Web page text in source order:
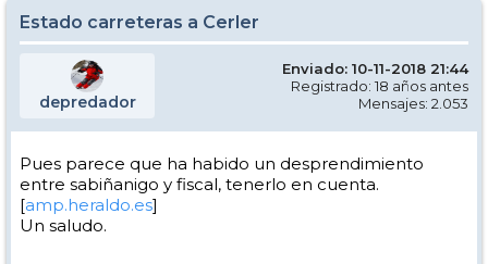
Estado carreteras a Cerler
depredador
Enviado: 10-11-2018 21:44
Registrado: 18 años antes
Mensajes: 2.053
Pues parece que ha habido un desprendimiento
entre sabiñanigo y fiscal, tenerlo en cuenta.
[amp.heraldo.es]
Un saludo.